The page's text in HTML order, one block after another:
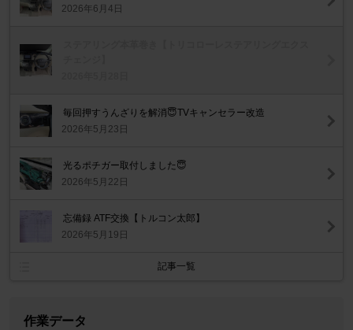
2026年6月4日
毎回押すうんざりを解消😇TVキャンセラー改造
2026年5月23日
光るポチガー取付しました😇
2026年5月22日
忘備録 ATF交換【トルコン太郎】
2026年5月19日
記事一覧
作業データ